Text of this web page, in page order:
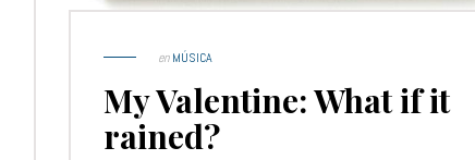
enMÚSICA
My Valentine: What if it
rained?